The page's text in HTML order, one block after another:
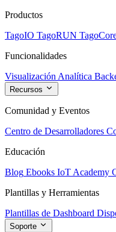
Productos
TagoIO TagoRUN
Funcionalidades
Visualización Analítica
Recursos
Comunidad y Eventos
Centro de Desarrolladores
Educación
Blog Ebooks IoT Academy
Plantillas y Herramientas
Plantillas de Dashboard
Soporte